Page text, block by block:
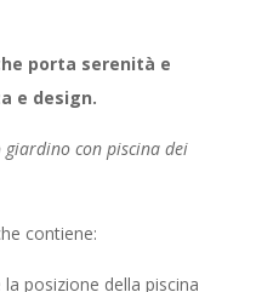
porta serenità e
e design.
con piscina dei
contiene:
posizione della piscina